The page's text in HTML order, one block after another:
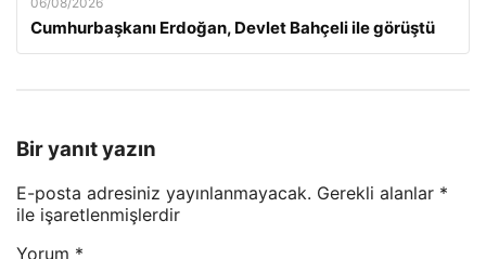
Cumhurbaşkanı Erdoğan, Devlet Bahçeli ile görüştü
Bir yanıt yazın
E-posta adresiniz yayınlanmayacak. Gerekli alanlar *
ile işaretlenmişlerdir
Yorum *